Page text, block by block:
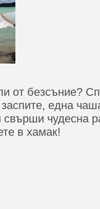
от безсъние?
една
чудесна
в хамак!